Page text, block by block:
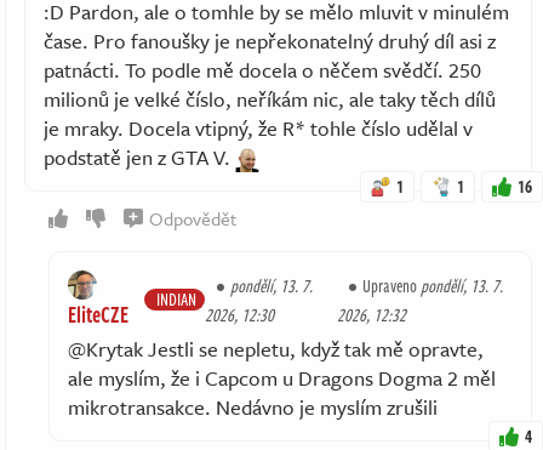
:D Pardon, ale o tomhle by se mělo mluvit v minulém
čase. Pro fanoušky je nepřekonatelný druhý díl asi z
patnácti. To podle mě docela o něčem svědčí. 250
milionů je velké číslo, neříkám nic, ale taky těch dílů
je mraky. Docela vtipný, že R* tohle číslo udělal v
podstatě jen z GTA V.
1 1 16
Odpovědět
EliteCZE INDIAN
pondělí, 13. 7.
2026, 12:30
Upravenopondělí, 13. 7.
2026, 12:32
@Krytak Jestli se nepletu, když tak mě opravte,
ale myslím, že i Capcom u Dragons Dogma 2 měl
mikrotransakce. Nedávno je myslím zrušili
4